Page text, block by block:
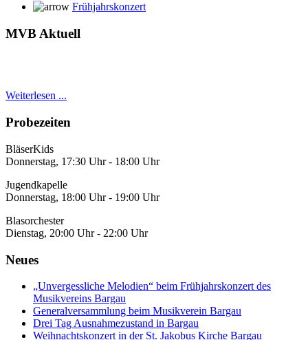
Frühjahrskonzert
MVB Aktuell
Weiterlesen ...
Probezeiten
BläserKids
Donnerstag, 17:30 Uhr - 18:00 Uhr
Jugendkapelle
Donnerstag, 18:00 Uhr - 19:00 Uhr
Blasorchester
Dienstag, 20:00 Uhr - 22:00 Uhr
Neues
„Unvergessliche Melodien“ beim Frühjahrskonzert des
Musikvereins Bargau
Generalversammlung beim Musikverein Bargau
Drei Tag Ausnahmezustand in Bargau
Weihnachtskonzert in der St. Jakobus Kirche Bargau